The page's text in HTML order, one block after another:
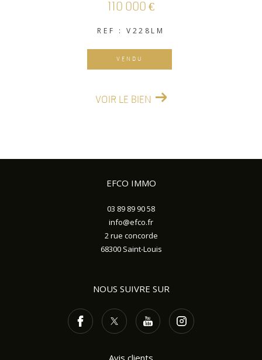
110 000 €
REF : V228LM
VENDU
VOIR LE BIEN
EFCO IMMO
03 89 89 90 58
info@efco.fr
2 rue concorde
68300
Saint-Louis
NOUS SUIVRE SUR
Avis clients